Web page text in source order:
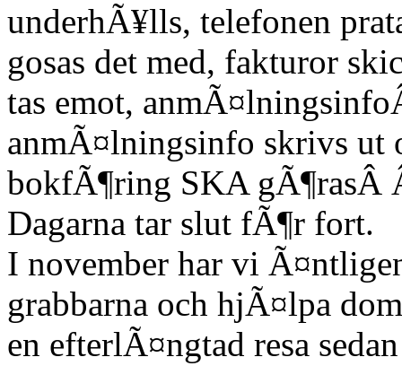
underhÃ¥lls, telefonen
gosas det med, fakturor
tas emot,
anmÃ¤lningsinfo skrivs ut
bokfÃ¶ring SKA gÃ¶rasÂ
Dagarna tar slut fÃ¶r fort.
I november har vi
grabbarna och hjÃ¤lpa
en efterlÃ¤ngtad resa